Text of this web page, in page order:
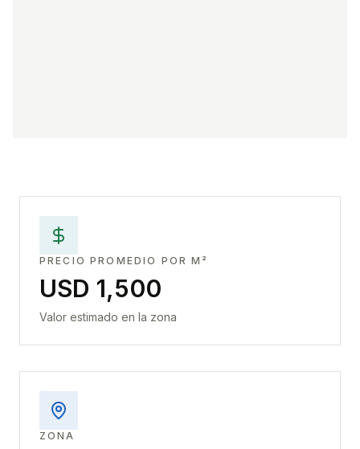
PRECIO PROMEDIO POR M²
USD 1,500
Valor estimado en la zona
ZONA